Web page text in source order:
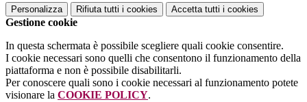
Personalizza Rifiuta tutti i cookies Accetta tutti i cookies
Gestione cookie
In questa schermata è possibile scegliere quali cookie consentire.
I cookie necessari sono quelli che consentono il funzionamento della
piattaforma e non è possibile disabilitarli.
Per conoscere quali sono i cookie necessari al funzionamento potete
visionare la COOKIE POLICY.